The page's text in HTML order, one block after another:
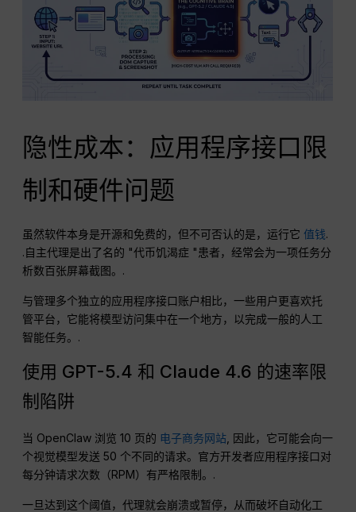
隐性成本：应用程序接口限
制和硬件问题
虽然软件本身是开源和免费的，但不可否认的是，运行它值钱.
.自主代理是出了名的 "代币饥渴症 "患者，经常会为一项任务分
析数百张屏幕截图。.
与管理多个独立的应用程序接口账户相比，一些用户更喜欢托
管平台，它能将模型访问集中在一个地方，以完成一般的人工
智能任务。.
使用 GPT-5.4 和 Claude 4.6 的速率限
制陷阱
当 OpenClaw 浏览 10 页的 电子商务网站 , 因此，它可能会向一
个视觉模型发送 50 个不同的请求。官方开发者应用程序接口对
每分钟请求次数（RPM）有严格限制。.
一旦达到这个阈值，代理就会崩溃或暂停，从而破坏自动化工